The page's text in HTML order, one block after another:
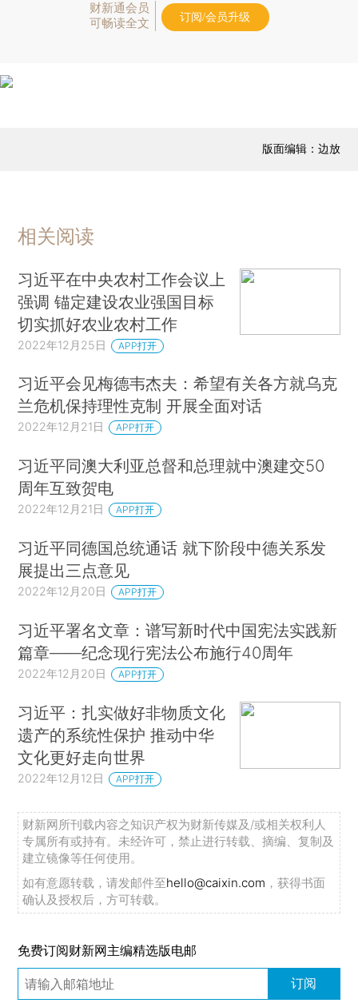
财新通会员
可畅读全文
订阅/会员升级
版面编辑：边放
相关阅读
习近平在中央农村工作会议上
强调 锚定建设农业强国目标
切实抓好农业农村工作
2022年12月25日 APP打开
习近平会见梅德韦杰夫：希望有关各方就乌克
兰危机保持理性克制 开展全面对话
2022年12月21日 APP打开
习近平同澳大利亚总督和总理就中澳建交50
周年互致贺电
2022年12月21日 APP打开
习近平同德国总统通话 就下阶段中德关系发
展提出三点意见
2022年12月20日 APP打开
习近平署名文章：谱写新时代中国宪法实践新
篇章——纪念现行宪法公布施行40周年
2022年12月20日 APP打开
习近平：扎实做好非物质文化
遗产的系统性保护 推动中华
文化更好走向世界
2022年12月12日 APP打开
财新网所刊载内容之知识产权为财新传媒及/或相关权利人
专属所有或持有。未经许可，禁止进行转载、摘编、复制及
建立镜像等任何使用。
如有意愿转载，请发邮件至hello@caixin.com ，获得书面
确认及授权后，方可转载。
免费订阅财新网主编精选版电邮
订阅